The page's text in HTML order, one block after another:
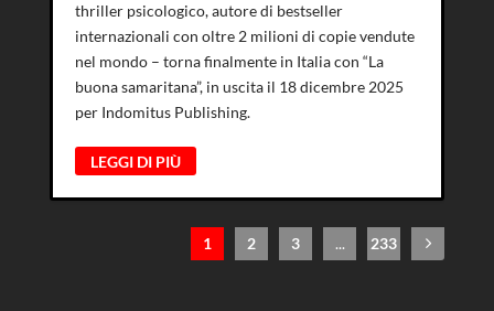
thriller psicologico, autore di bestseller
internazionali con oltre 2 milioni di copie vendute
nel mondo – torna finalmente in Italia con “La
buona samaritana”, in uscita il 18 dicembre 2025
per Indomitus Publishing.
LEGGI DI PIÙ
1 2 3 ... 233